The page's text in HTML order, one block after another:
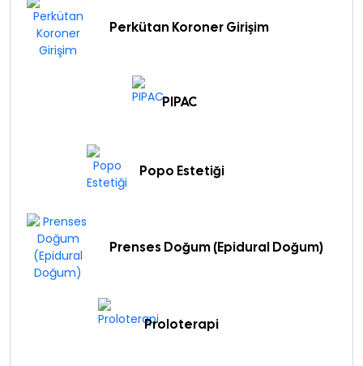
Perkütan Koroner Girişim
PIPAC
Popo Estetiği
Prenses Doğum (Epidural Doğum)
Proloterapi